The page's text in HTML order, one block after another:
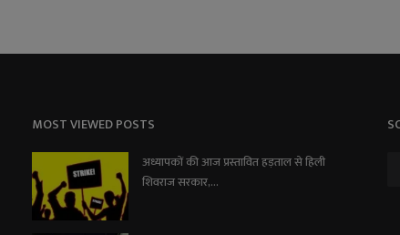
MOST VIEWED POSTS
अध्यापकों की आज प्रस्तावित हड़ताल से हिली
शिवराज सरकार,...